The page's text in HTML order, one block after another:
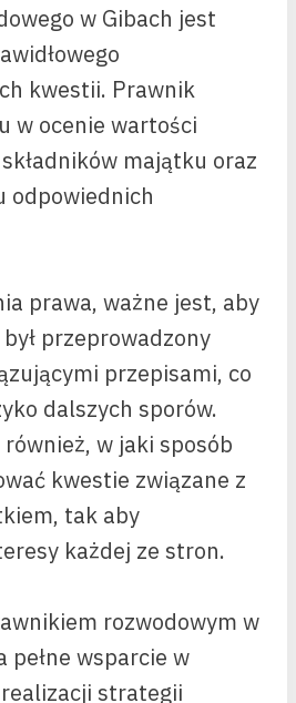
w Gibach jest
kwestii. Prawnik
w ocenie wartości
majątku oraz
odpowiednich
prawa, ważne jest, aby
przeprowadzony
przepisami, co
dalszych sporów.
w jaki sposób
kwestie związane z
tak aby
każdej ze stron.
rozwodowym w
pełne wsparcie w
strategii